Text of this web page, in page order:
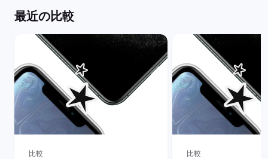
最近の比較
比較 比較